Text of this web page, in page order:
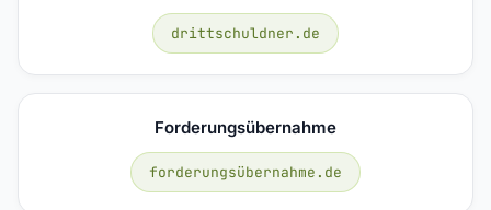
drittschuldner.de
Forderungsübernahme
forderungsübernahme.de